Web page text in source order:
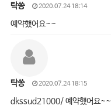
탁쏭 2020.07.24 18:14
예약했어요~~
탁쏭 2020.07.24 18:15
dkssud21000/ 예약했어요~~